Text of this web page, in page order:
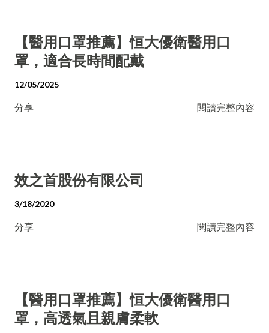
【醫用口罩推薦】恒大優衛醫用口
罩，適合長時間配戴
12/05/2025
分享 閱讀完整內容
效之首股份有限公司
3/18/2020
分享 閱讀完整內容
【醫用口罩推薦】恒大優衛醫用口
罩，高透氣且親膚柔軟